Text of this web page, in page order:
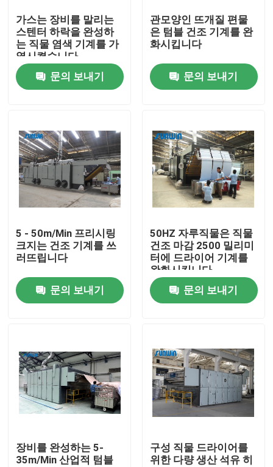
제품
우리에 대하여
공장 여행
품질 관리
연락주세요
직물 너비 내기 기계
구성 너비 내기 기계
가스는 장비를 말리는
스텐터 하락을 완성하
는 직물 염색 기계를 가
열시켰습니다
문의 보내기
관모양인 뜨개질 편물
은 텀블 건조 기계를 완
화시킵니다
문의 보내기
5 - 50m/Min 프리시링
크지는 건조 기계를 쓰
러뜨립니다
문의 보내기
50HZ 자루직물은 직물
건조 마감 2500 밀리미
터에 드라이어 기계를
완화시킵니다
문의 보내기
장비를 완성하는 5-
35m/Min 산업적 텀블
구성 직물 드라이어를
위한 다량 생산 석유 히